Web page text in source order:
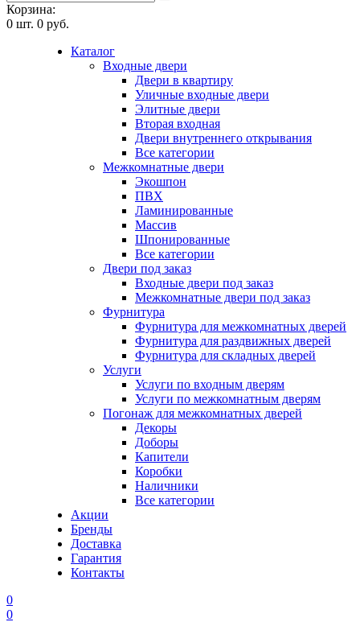
Корзина:
0 шт. 0 руб.
Каталог
Входные двери
Двери в квартиру
Уличные входные двери
Элитные двери
Вторая входная
Двери внутреннего открывания
Все категории
Межкомнатные двери
Экошпон
ПВХ
Ламинированные
Массив
Шпонированные
Все категории
Двери под заказ
Входные двери под заказ
Межкомнатные двери под заказ
Фурнитура
Фурнитура для межкомнатных дверей
Фурнитура для раздвижных дверей
Фурнитура для складных дверей
Услуги
Услуги по входным дверям
Услуги по межкомнатным дверям
Погонаж для межкомнатных дверей
Декоры
Доборы
Капители
Коробки
Наличники
Все категории
Акции
Бренды
Доставка
Гарантия
Контакты
0
0